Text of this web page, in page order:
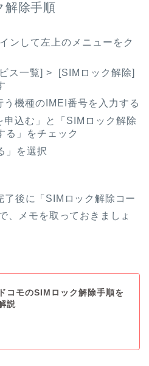
解除手順
ンして左上のメニューをク
ス一覧] > [SIMロック解除]
う機種のIMEI番号を入力する
申込む」と「SIMロック解除
る」をチェック
」を選択
後に「SIMロック解除コー
、メモを取っておきましょ
ドコモのSIMロック解除手順を
説